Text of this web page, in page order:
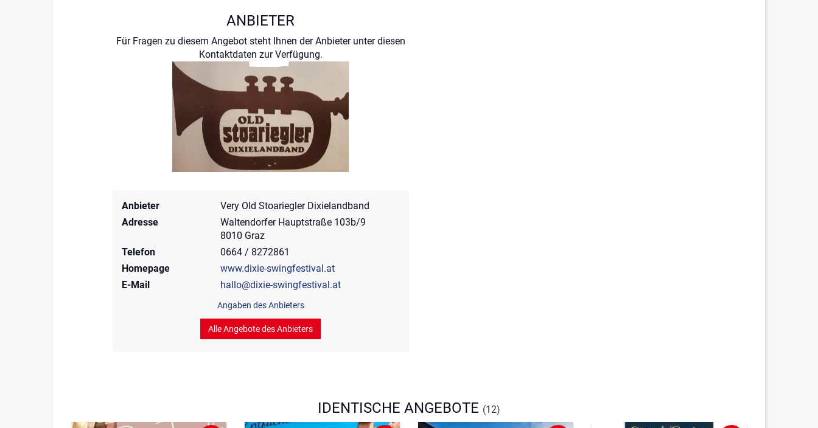
ANBIETER
Für Fragen zu diesem Angebot steht Ihnen der Anbieter unter diesen
Kontaktdaten zur Verfügung.
Anbieter
Very Old Stoariegler Dixielandband
Adresse
Waltendorfer Hauptstraße 103b/9
8010 Graz
Telefon
0664 / 8272861
Homepage
www.dixie-swingfestival.at
E-Mail
hallo@dixie-swingfestival.at
Angaben des Anbieters
Alle Angebote des Anbieters
IDENTISCHE ANGEBOTE (12)